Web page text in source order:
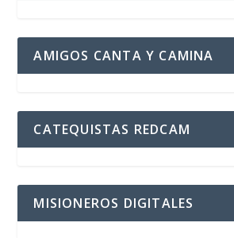
AMIGOS CANTA Y CAMINA
CATEQUISTAS REDCAM
MISIONEROS DIGITALES